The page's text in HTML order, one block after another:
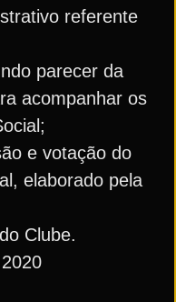
referente
parecer da
acompanhar os
e votação do
elaborado pela
Clube.